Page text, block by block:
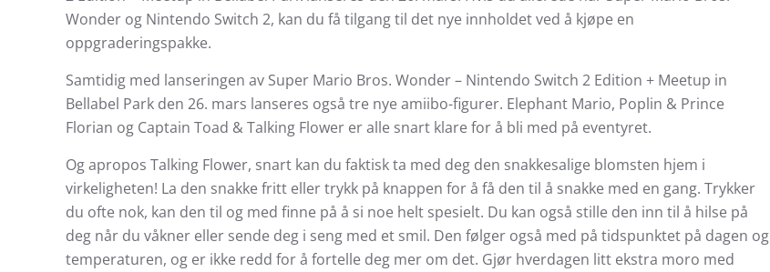
Wonder og Nintendo Switch 2, kan du få tilgang til det nye innholdet ved å kjøpe en
oppgraderingspakke.
Samtidig med lanseringen av Super Mario Bros. Wonder – Nintendo Switch 2 Edition + Meetup in
Bellabel Park den 26. mars lanseres også tre nye amiibo-figurer. Elephant Mario, Poplin & Prince
Florian og Captain Toad & Talking Flower er alle snart klare for å bli med på eventyret.
Og apropos Talking Flower, snart kan du faktisk ta med deg den snakkesalige blomsten hjem i
virkeligheten! La den snakke fritt eller trykk på knappen for å få den til å snakke med en gang. Trykker
du ofte nok, kan den til og med finne på å si noe helt spesielt. Du kan også stille den inn til å hilse på
deg når du våkner eller sende deg i seng med et smil. Den følger også med på tidspunktet på dagen og
temperaturen, og er ikke redd for å fortelle deg mer om det. Gjør hverdagen litt ekstra moro med